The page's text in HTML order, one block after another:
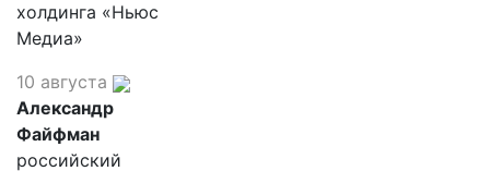
холдинга «Ньюс
Медиа»
10 августа
Александр
Файфман
российский